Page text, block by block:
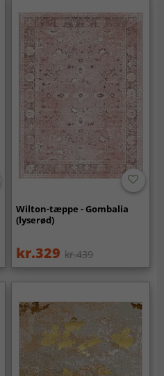
Wilton-tæppe - Gombalia
(lyserød)
kr.329 kr.439